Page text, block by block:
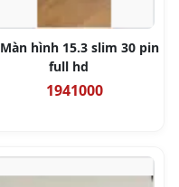
Màn hình 15.3 slim 30 pin
full hd
1941000